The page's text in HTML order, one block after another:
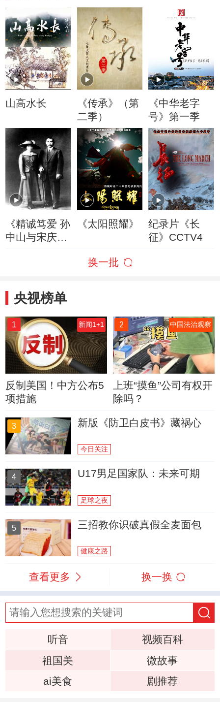
山高水长
《传承》（第
二季）
《中华老字
号》第一季
《精诚笃爱 孙
中山与宋庆
《太阳照耀》
纪录片《长
征》CCTV4
换一批
央视榜单
1 新闻1+1
反制美国！中方公布5
项措施
2 中国法治观察
上班“摸鱼”公司有权开
除吗？
3 新版《防卫白皮书》藏祸心
今日关注
4 U17男足国家队：未来可期
足球之夜
5 三招教你识破真假全麦面包
健康之路
查看更多 换一换
听音
视频百科
祖国美
微故事
ai美食
剧推荐